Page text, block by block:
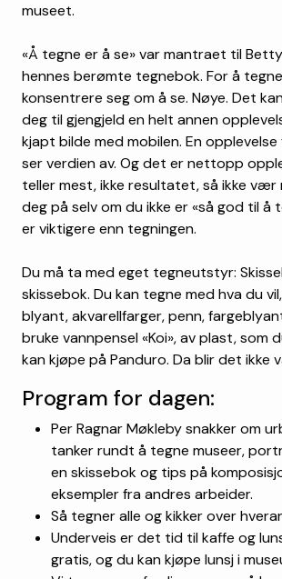
museet.
«Å tegne er å se» var mantraet til
hennes berømte tegnebok. For å
konsentrere seg om å se. Nøye. Det
deg til gjengjeld en helt annen
kjapt bilde med mobilen. En
ser verdien av. Og det er nettopp
teller mest, ikke resultatet, så ikke vær
deg på selv om du ikke er «så god til å
er viktigere enn tegningen.
Du må ta med eget tegneutstyr:
skissebok. Du kan tegne med hva du
blyant, akvarellfarger, penn,
bruke vannpensel «Koi», av plast, som
kan kjøpe på Panduro. Da blir det ikke
Program for dagen:
Per Ragnar Møkleby snakker om
tanker rundt å tegne museer,
en skissebok og tips på
eksempler fra andres arbeider.
Så tegner alle og kikker over
Underveis er det tid til kaffe og
gratis, og du kan kjøpe lunsj i